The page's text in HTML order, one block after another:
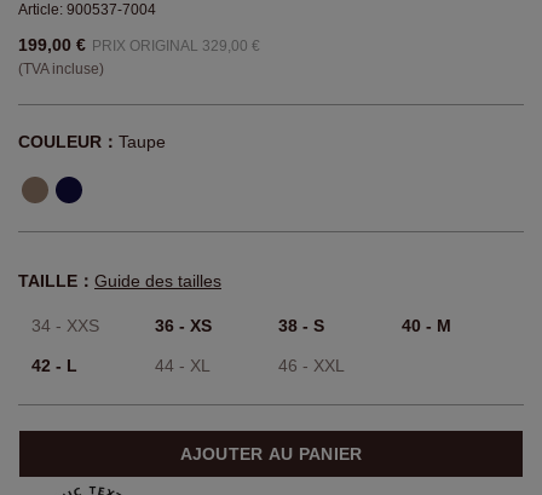
Article: 900537-7004
199,00 € PRIX ORIGINAL 329,00 €
(TVA incluse)
COULEUR： Taupe
TAILLE： Guide des tailles
34 - XXS 36 - XS 38 - S 40 - M
42 - L 44 - XL 46 - XXL
AJOUTER AU PANIER